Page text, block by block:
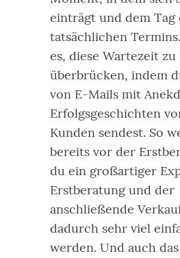
einträgt und dem Tag
tatsächlichen
es, diese Wartezeit zu
überbrücken, indem
von E-Mails mit
Erfolgsgeschichten
Kunden sendest. So
bereits vor der
du ein großartiger
Erstberatung und der
anschließende
dadurch sehr viel
werden. Und auch